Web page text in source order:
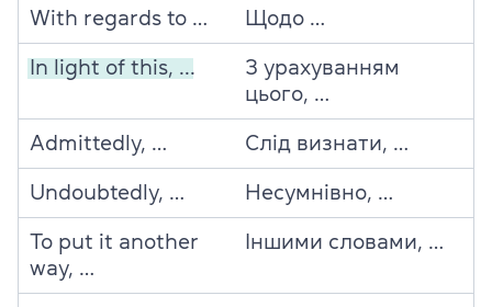
With regards to … Щодо …
In light of this, ...
З урахуванням
цього, …
Admittedly, … Слід визнати, …
Undoubtedly, … Несумнівно, …
To put it another
way, …
Іншими словами, …